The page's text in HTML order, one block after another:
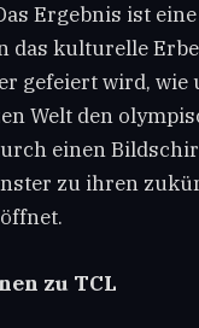
Ergebnis ist
das kulturelle
gefeiert wird,
Welt den
einen
zu ihren
zu TCL